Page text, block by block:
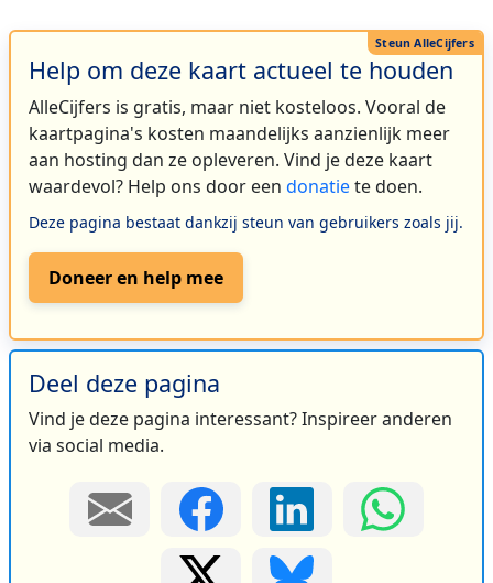
Help om deze kaart actueel te houden
AlleCijfers is gratis, maar niet kosteloos. Vooral de
kaartpagina's kosten maandelijks aanzienlijk meer
aan hosting dan ze opleveren. Vind je deze kaart
waardevol? Help ons door een donatiete doen.
Deze pagina bestaat dankzij steun van gebruikers zoals jij.
Doneer en help mee
Deel deze pagina
Vind je deze pagina interessant? Inspireer anderen
via social media.